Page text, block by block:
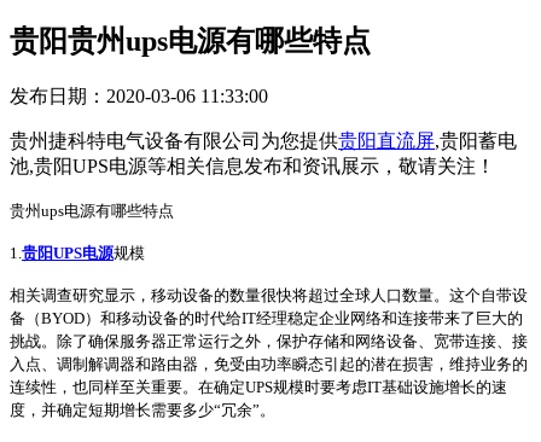
贵阳贵州ups电源有哪些特点
发布日期：2020-03-06 11:33:00
贵州捷科特电气设备有限公司为您提供贵阳直流屏,贵阳蓄电
池,贵阳UPS电源等相关信息发布和资讯展示，敬请关注！
贵州ups电源有哪些特点
1.贵阳UPS电源规模
相关调查研究显示，移动设备的数量很快将超过全球人口数量。这个自带设
备（BYOD）和移动设备的时代给IT经理稳定企业网络和连接带来了巨大的
挑战。除了确保服务器正常运行之外，保护存储和网络设备、宽带连接、接
入点、调制解调器和路由器，免受由功率瞬态引起的潜在损害，维持业务的
连续性，也同样至关重要。在确定UPS规模时要考虑IT基础设施增长的速
度，并确定短期增长需要多少“冗余”。